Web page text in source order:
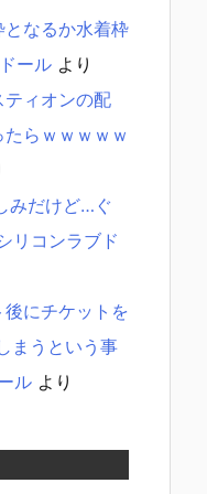
となるか水着枠
ール より
ティオンの配
らｗｗｗｗｗ
みだけど…ぐ
リコンラブド
後にチケットを
まうという事
ル より